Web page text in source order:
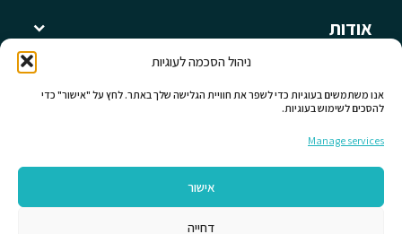
ניהול הסכמה לעוגיות
אנו משתמשים בעוגיות כדי לשפר את חוויית הגלישה שלך באתר. לחץ על "אישור" כדי
להסכים לשימוש בעוגיות.
Manage services
אישור
דחייה
אודות
תחומי פעילות
כללי
יצירת קשר
עקבו אחרינו